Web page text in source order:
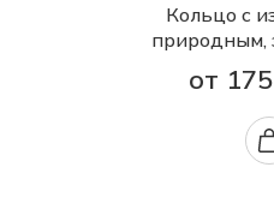
Кольцо с
природным,
от